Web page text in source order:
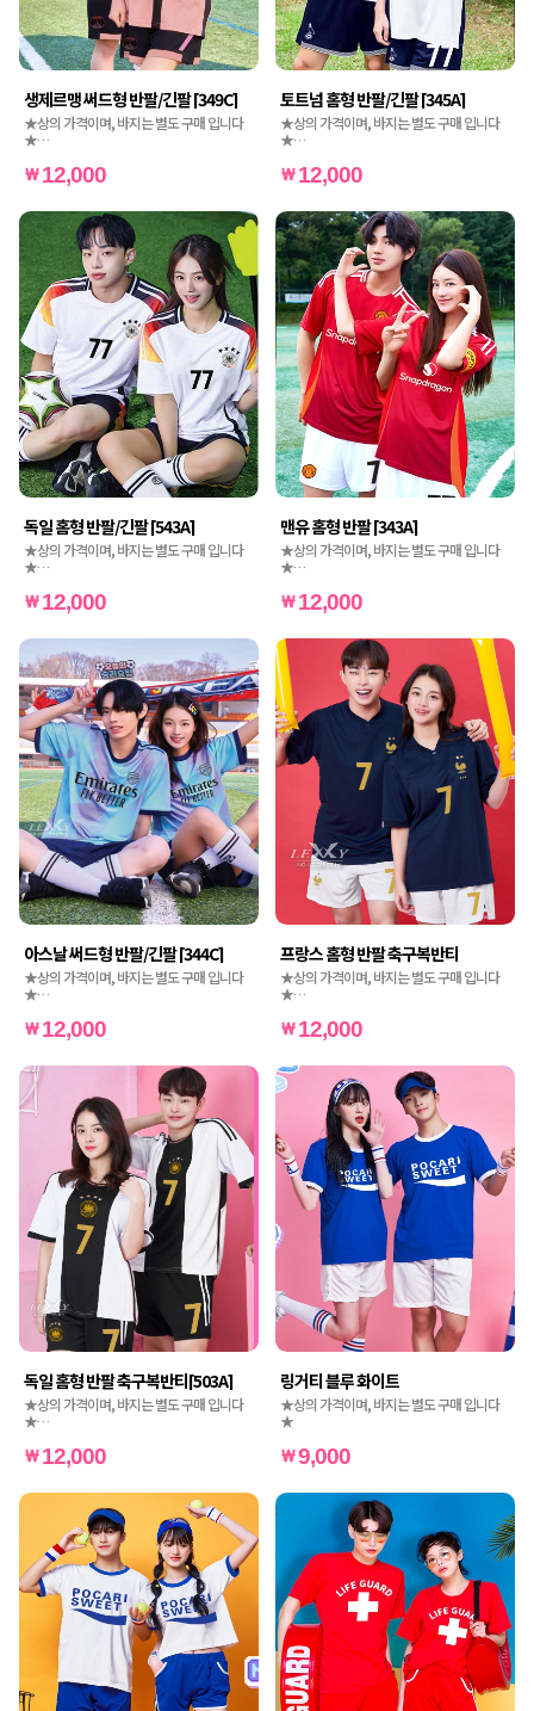
생제르맹 써드형 반팔/긴팔 [349C]
★상의 가격이며, 바지는 별도 구매 입니다
★
12,000
토트넘 홈형 반팔/긴팔 [345A]
★상의 가격이며, 바지는 별도 구매 입니다
★
12,000
독일 홈형 반팔/긴팔 [543A]
★상의 가격이며, 바지는 별도 구매 입니다
★
12,000
맨유 홈형 반팔 [343A]
★상의 가격이며, 바지는 별도 구매 입니다
★
12,000
아스날 써드형 반팔/긴팔 [344C]
★상의 가격이며, 바지는 별도 구매 입니다
★
12,000
프랑스 홈형 반팔 축구복반티
★상의 가격이며, 바지는 별도 구매 입니다
★
12,000
독일 홈형 반팔 축구복반티[503A]
★상의 가격이며, 바지는 별도 구매 입니다
★
12,000
링거티 블루 화이트
★상의 가격이며, 바지는 별도 구매 입니다
★
9,000